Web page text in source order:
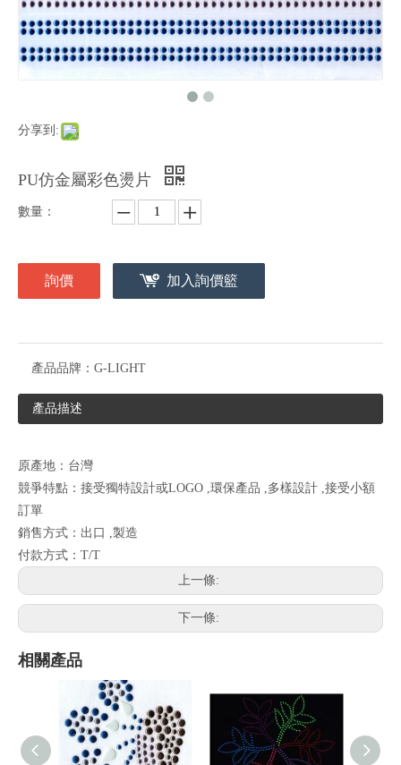
分享到:
PU仿金屬彩色燙片
數量：
詢價 加入詢價籃
產品品牌： G-LIGHT
產品描述
原產地：台灣
競爭特點：接受獨特設計或LOGO ,環保產品 ,多樣設計 ,接受小額
訂單
銷售方式：出口 ,製造
付款方式：T/T
上一條:
下一條:
相關產品